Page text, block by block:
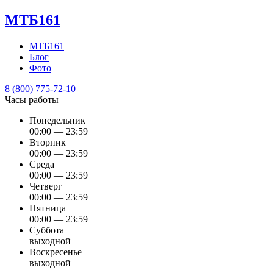
МТБ161
МТБ161
Блог
Фото
8 (800) 775-72-10
Часы работы
Понедельник
00:00 — 23:59
Вторник
00:00 — 23:59
Среда
00:00 — 23:59
Четверг
00:00 — 23:59
Пятница
00:00 — 23:59
Суббота
выходной
Воскресенье
выходной